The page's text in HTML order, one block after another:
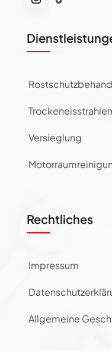
Trockeneisstrahlen
Versieglung
Rechtliches
Impressum
Allgemeine